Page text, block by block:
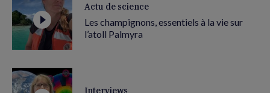
Actu de science
Les champignons, essentiels à la vie sur
l’atoll Palmyra
Interviews